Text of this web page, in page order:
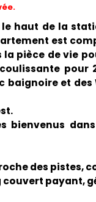
haut de la
est
pièce de vie
pour
baignoire et
bienvenus
des pistes,
payant,